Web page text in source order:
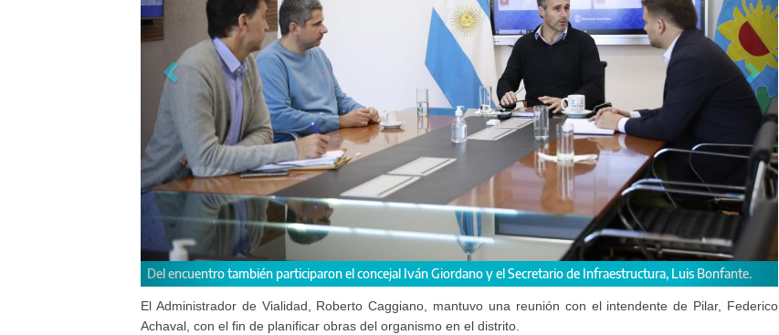
Secretario de Infraestructura, Luis Bonfante. Caggiano se reunió con el intendente de Pilar, Federico Achaval.
El Administrador de Vialidad, Roberto Caggiano, mantuvo una reunión con el intendente de Pilar, Federico
Achaval, con el fin de planificar obras del organismo en el distrito.